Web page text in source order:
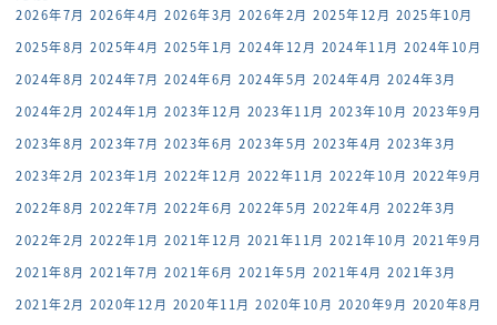
2026年7月 2026年4月 2026年3月 2026年2月 2025年12月 2025年10月
2025年8月 2025年4月 2025年1月 2024年12月 2024年11月 2024年10月
2024年8月 2024年7月 2024年6月 2024年5月 2024年4月 2024年3月
2024年2月 2024年1月 2023年12月 2023年11月 2023年10月 2023年9月
2023年8月 2023年7月 2023年6月 2023年5月 2023年4月 2023年3月
2023年2月 2023年1月 2022年12月 2022年11月 2022年10月 2022年9月
2022年8月 2022年7月 2022年6月 2022年5月 2022年4月 2022年3月
2022年2月 2022年1月 2021年12月 2021年11月 2021年10月 2021年9月
2021年8月 2021年7月 2021年6月 2021年5月 2021年4月 2021年3月
2021年2月 2020年12月 2020年11月 2020年10月 2020年9月 2020年8月